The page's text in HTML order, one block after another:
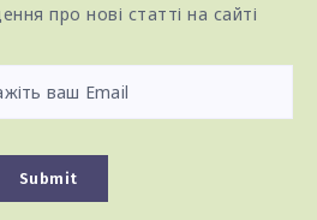
про нові статті на сайті
Submit